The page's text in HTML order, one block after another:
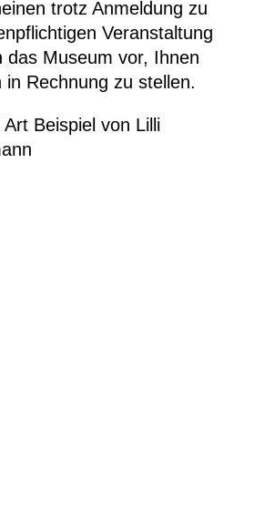
trotz Anmeldung zu
Veranstaltung
das Museum vor, Ihnen
in Rechnung zu stellen.